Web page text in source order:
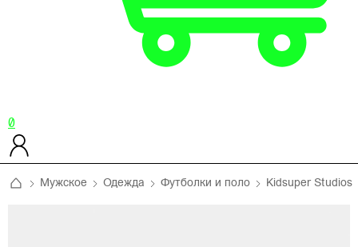
0
Мужское Одежда Футболки и поло Kidsuper Studios